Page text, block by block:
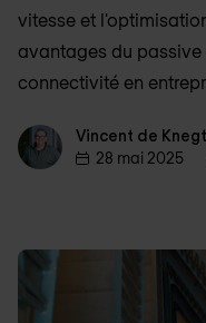
vitesse et
avantages du
connectivité en
Vincent de Knegt
Vincent de Knegt
28 mai 2025